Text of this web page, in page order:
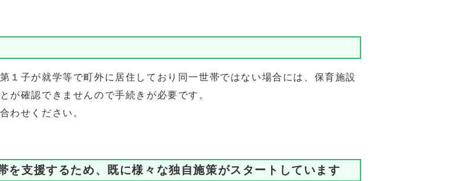
子が就学等で町外に居住しており同一世帯ではない場合には、保育施設
が確認できませんので手続きが必要です。
わせください。
を支援するため、既に様々な独自施策がスタートしています